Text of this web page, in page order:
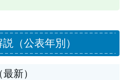
（公表年別）
新）